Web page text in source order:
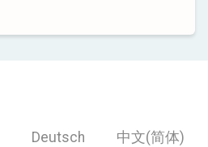
Deutsch
中文(简体)